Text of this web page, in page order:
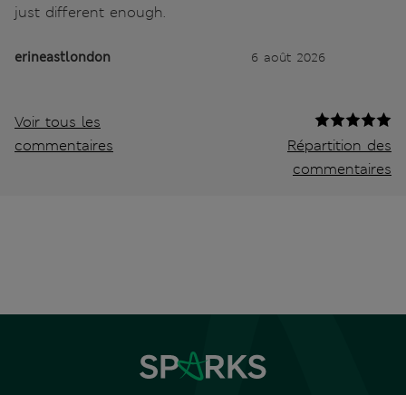
just different enough.
erineastlondon 6 août 2026
Voir tous les
commentaires
Répartition des
commentaires